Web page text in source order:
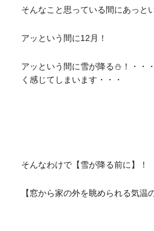
そんなこと思っている間にあっと
アッという間に12月！
アッという間に雪が降る⛄！・・
く感じてしまいます・・・
そんなわけで【雪が降る前に】！
【窓から家の外を眺められる気温